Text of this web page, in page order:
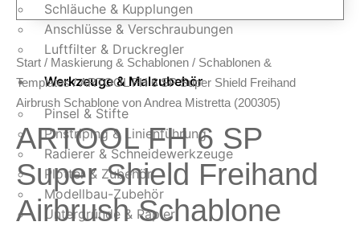
Schläuche & Kupplungen
Anschlüsse & Verschraubungen
Luftfilter & Druckregler
Werkzeuge & Malzubehör
Pinsel & Stifte
Pinstriping & Linienführung
Radierer & Schneidewerkzeuge
Plotter & Zubehör
Modellbau-Zubehör
Untergründe & Papier
Start / Maskierung & Schablonen / Schablonen &
Templates/ ARTOOL FH 6 SP Super Shield Freihand
Airbrush Schablone von Andrea Mistretta (200305)
ARTOOL FH 6 SP
Super Shield Freihand
Airbrush Schablone